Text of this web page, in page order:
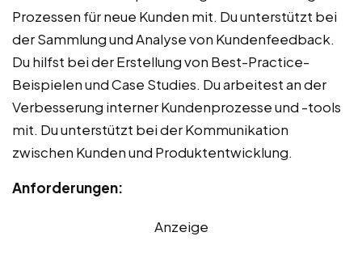
Prozessen für neue Kunden mit. Du unterstützt bei
der Sammlung und Analyse von Kundenfeedback.
Du hilfst bei der Erstellung von Best-Practice-
Beispielen und Case Studies. Du arbeitest an der
Verbesserung interner Kundenprozesse und -tools
mit. Du unterstützt bei der Kommunikation
zwischen Kunden und Produktentwicklung.
Anforderungen:
Anzeige